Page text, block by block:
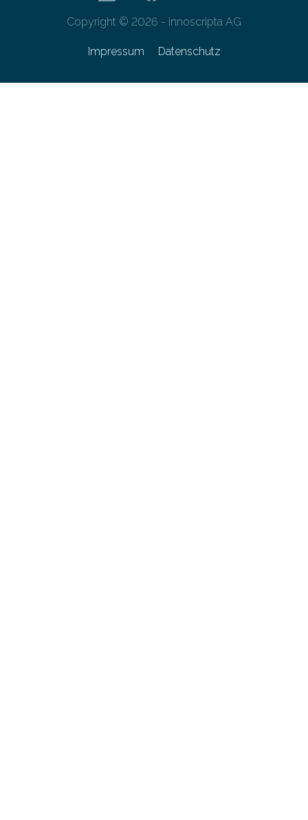
Copyright © 2026 - innoscripta AG
Impressum Datenschutz